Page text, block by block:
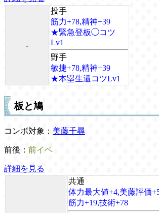
-
投手
筋力+78,精神+39
★緊急登板◯コツ
Lv1
野手
敏捷+78,精神+39
★本塁生還コツLv1
板と鳩
コンボ対象： 美藤千尋
前後： 前イベ
詳細を見る
共通
体力最大値+4,美藤評価
筋力+19,技術+78